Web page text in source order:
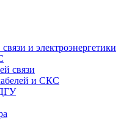
и электроэнергетики
связи
и СКС